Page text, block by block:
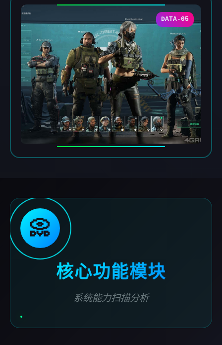
DATA-05
📀
核心功能模块
系统能力扫描分析